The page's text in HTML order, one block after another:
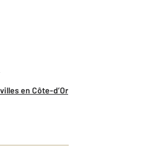
en Côte-d’Or